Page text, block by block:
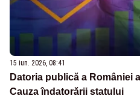
15 iun. 2026, 08:41
Datoria publică a României
Cauza îndatorării statului